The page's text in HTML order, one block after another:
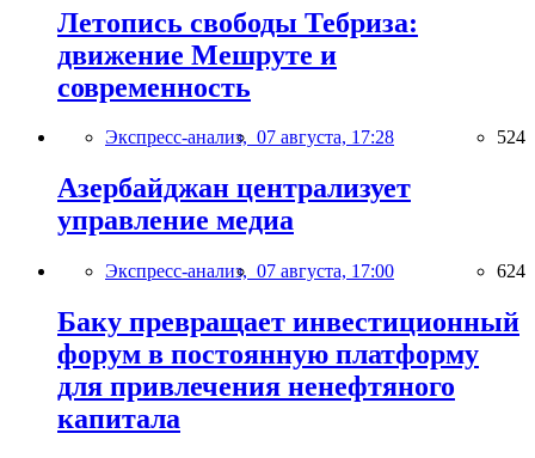
Летопись свободы Тебриза:
движение Мешруте и
современность
Экспресс-анализ, 07 августа, 17:28 524
Азербайджан централизует
управление медиа
Экспресс-анализ, 07 августа, 17:00 624
Баку превращает инвестиционный
форум в постоянную платформу
для привлечения ненефтяного
капитала